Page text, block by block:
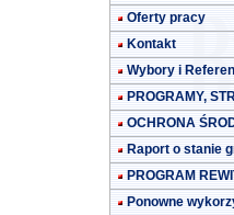
Oferty pracy
Kontakt
Wybory i
PROGRAMY,
OCHRONA
Raport o stanie
PROGRAM
Ponowne